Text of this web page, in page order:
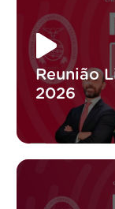
Reunião
2026